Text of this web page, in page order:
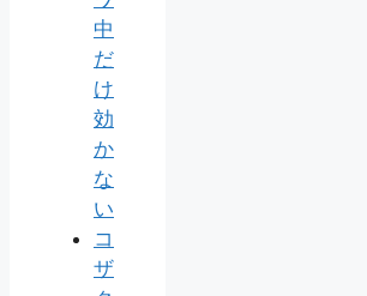
中
だ
け
効
か
な
い
コ
ザ